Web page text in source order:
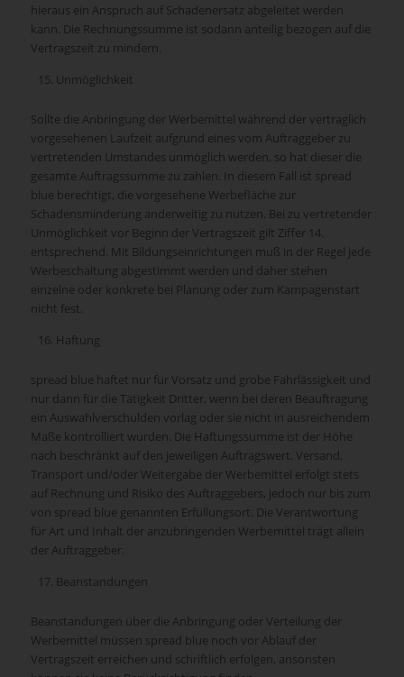
hieraus ein Anspruch auf Schadenersatz abgeleitet werden
kann. Die Rechnungssumme ist sodann anteilig bezogen auf die
Vertragszeit zu mindern.
Unmöglichkeit
Sollte die Anbringung der Werbemittel während der vertraglich
vorgesehenen Laufzeit aufgrund eines vom Auftraggeber zu
vertretenden Umstandes unmöglich werden, so hat dieser die
gesamte Auftragssumme zu zahlen. In diesem Fall ist spread
blue berechtigt, die vorgesehene Werbefläche zur
Schadensminderung anderweitig zu nutzen. Bei zu vertretender
Unmöglichkeit vor Beginn der Vertragszeit gilt Ziffer 14.
entsprechend. Mit Bildungseinrichtungen muß in der Regel jede
Werbeschaltung abgestimmt werden und daher stehen
einzelne oder konkrete bei Planung oder zum Kampagenstart
nicht fest.
Haftung
spread blue haftet nur für Vorsatz und grobe Fahrlässigkeit und
nur dann für die Tätigkeit Dritter, wenn bei deren Beauftragung
ein Auswahlverschulden vorlag oder sie nicht in ausreichendem
Maße kontrolliert wurden. Die Haftungssumme ist der Höhe
nach beschränkt auf den jeweiligen Auftragswert. Versand,
Transport und/oder Weitergabe der Werbemittel erfolgt stets
auf Rechnung und Risiko des Auftraggebers, jedoch nur bis zum
von spread blue genannten Erfüllungsort. Die Verantwortung
für Art und Inhalt der anzubringenden Werbemittel trägt allein
der Auftraggeber.
Beanstandungen
Beanstandungen über die Anbringung oder Verteilung der
Werbemittel müssen spread blue noch vor Ablauf der
Vertragszeit erreichen und schriftlich erfolgen, ansonsten